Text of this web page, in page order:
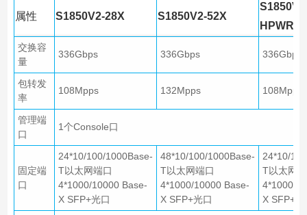
属性 S1850V2-28X S1850V2-52X
HPWR
交换容
量
336Gbps 336Gbps 336Gbps
包转发
率
108Mpps 132Mpps 108Mpps
管理端
口
1个Console口
固定端
口
24*10/100/1000Base-
T以太网端口
4*1000/10000 Base-
X SFP+光口
48*10/100/1000Base-
T以太网端口
4*1000/10000 Base-
X SFP+光口
24*10/
T以太网
4*1000/
X SFP+光